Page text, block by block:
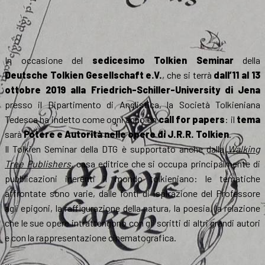
In occasione del sedicesimo Tolkien Seminardella
Deutsche Tolkien Gesellschaft e.V., che si terrà dall’11 al 13
ottobre 2019 alla Friedrich-Schiller-University di Jena
presso il Dipartimento di Anglistica, la Società Tolkieniana
Tedesca ha indetto come ogni anno uncall for papers: il tema
saràPotere e Autorità nelle opere di J.R.R. Tolkien.
Il Tolkien Seminar della DTG è supportato anche dallaWalking
Tree Publishers, casa editrice che si occupa principalmente di
pubblicazioni inerenti il mondo tolkieniano: le tematiche
affrontate sono varie, dalle fonti di ispirazione del Professore
agli epigoni, la raffigurazione della natura, la poesia, la relazione
che le sue opere intrattengono con gli scritti di altri grandi autori
e con la rappresentazione cinematografica.
…